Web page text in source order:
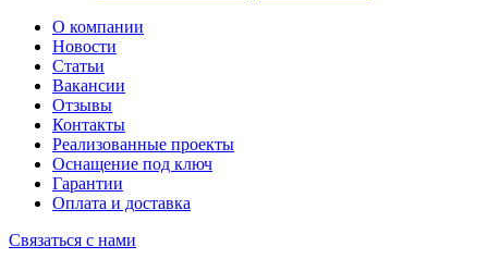
О компании
Новости
Статьи
Вакансии
Отзывы
Контакты
Реализованные проекты
Оснащение под ключ
Гарантии
Оплата и доставка
Связаться с нами